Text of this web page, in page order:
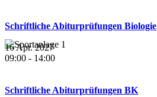
Schriftliche Abiturprüfungen Biologie
16 Apr. 2027
09:00 - 14:00
Schriftliche Abiturprüfungen BK